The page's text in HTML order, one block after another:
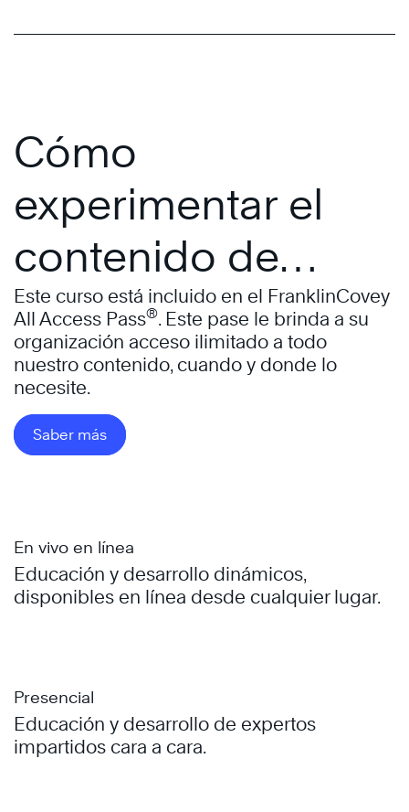
Cómo
experimentar el
contenido de
FranklinCovey
Este curso está incluido en el FranklinCovey
All Access Pass®. Este pase le brinda a su
organización acceso ilimitado a todo
nuestro contenido, cuando y donde lo
necesite.
Saber más
En vivo en línea
Educación y desarrollo dinámicos,
disponibles en línea desde cualquier lugar.
Presencial
Educación y desarrollo de expertos
impartidos cara a cara.